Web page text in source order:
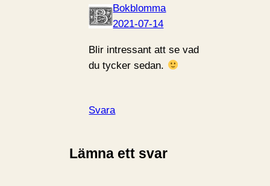
Bokblomma
2021-07-14
Blir intressant att se vad
du tycker sedan.
Svara
Lämna ett svar